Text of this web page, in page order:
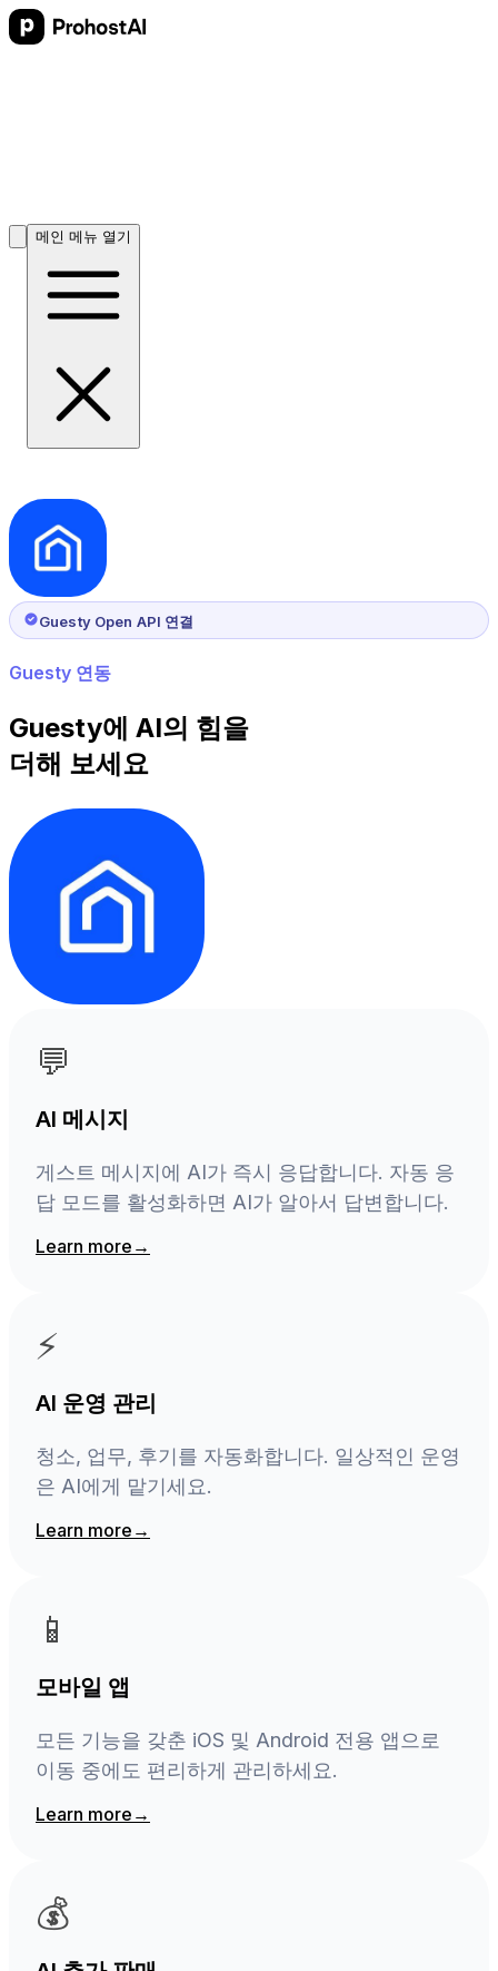
메인 메뉴 열기
Guesty Open API 연결
Guesty 연동
Guesty에 AI의 힘을
더해 보세요
💬
AI 메시지
게스트 메시지에 AI가 즉시 응답합니다. 자동 응
답 모드를 활성화하면 AI가 알아서 답변합니다.
Learn more →
⚡
AI 운영 관리
청소, 업무, 후기를 자동화합니다. 일상적인 운영
은 AI에게 맡기세요.
Learn more →
📱
모바일 앱
모든 기능을 갖춘 iOS 및 Android 전용 앱으로
이동 중에도 편리하게 관리하세요.
Learn more →
💰